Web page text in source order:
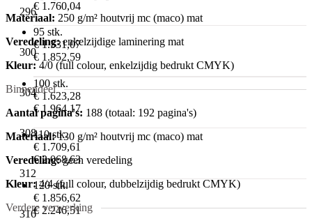
296
300
304
308
312
316
€ 1.760,04
95 stk.
€ 1.531,07
€ 1.852,59
100 stk.
€ 1.623,28
€ 1.964,17
110 stk.
€ 1.709,61
€ 2.068,63
120 stk.
€ 1.856,62
€ 2.246,51
Materiaal: 250 g/m² houtvrij mc (maco) mat
Veredeling: enkelzijdige laminering mat
Kleur: 4/0 (full colour, enkelzijdig bedrukt CMYK)
Binnendeel
Aantal pagina's: 188 (totaal: 192 pagina's)
Materiaal: 130 g/m² houtvrij mc (maco) mat
Veredeling: geen veredeling
Kleur: 4/4 (full colour, dubbelzijdig bedrukt CMYK)
Verdere verwerking